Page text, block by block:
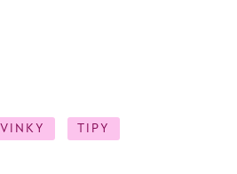
TIPY